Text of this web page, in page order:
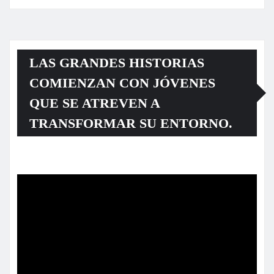
LAS GRANDES HISTORIAS
COMIENZAN CON JÓVENES
QUE SE ATREVEN A
TRANSFORMAR SU ENTORNO.